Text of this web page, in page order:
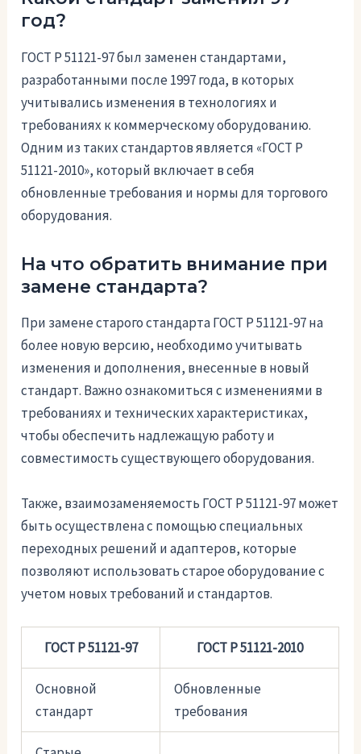
год?
ГОСТ Р 51121-97 был заменен стандартами,
разработанными после 1997 года, в которых
учитывались изменения в технологиях и
требованиях к коммерческому оборудованию.
Одним из таких стандартов является «ГОСТ Р
51121-2010», который включает в себя
обновленные требования и нормы для торгового
оборудования.
На что обратить внимание при
замене стандарта?
При замене старого стандарта ГОСТ Р 51121-97 на
более новую версию, необходимо учитывать
изменения и дополнения, внесенные в новый
стандарт. Важно ознакомиться с изменениями в
требованиях и технических характеристиках,
чтобы обеспечить надлежащую работу и
совместимость существующего оборудования.
Также, взаимозаменяемость ГОСТ Р 51121-97 может
быть осуществлена с помощью специальных
переходных решений и адаптеров, которые
позволяют использовать старое оборудование с
учетом новых требований и стандартов.
ГОСТ Р 51121-97 ГОСТ Р 51121-2010
Основной
стандарт
Обновленные
требования